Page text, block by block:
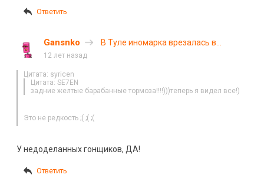
Ответить
Gansnko
В Туле иномарка врезалась в
12 лет назад
Цитата: syricen
Цитата: SE7EN
задние желтые барабанные тормоза!!!!)))теперь я видел все!)
Это не редкость ;( ;( ;(
У недоделанных гонщиков, ДА!
Ответить